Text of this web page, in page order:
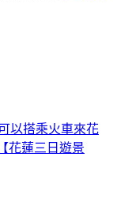
以搭乘火車來花
花蓮三日遊景